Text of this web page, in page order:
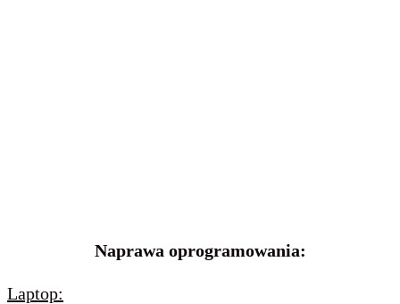
Naprawa oprogramowania:
Laptop: